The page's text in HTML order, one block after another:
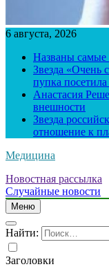
6 августа, 2026
Названы самые
Звезда «Очень
пупка
Анастасия
внешности
Звезда
отношение к
Медицина
Новостная рассылка
Случайные новости
Меню
Найти:
Заголовки